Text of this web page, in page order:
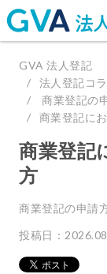
GVA 法人登記
法人登記コ
商業登記の
商業登記に
商業登記
方
商業登記の申請
投稿日：